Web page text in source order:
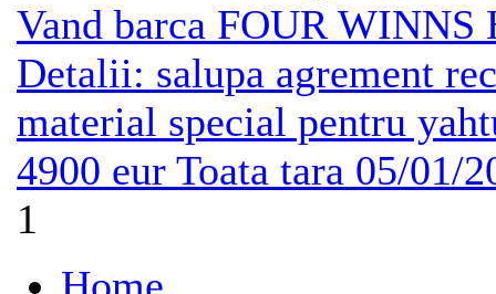
Vand barca FOUR
Detalii: salupa agrement
material special pentru
4900 eur Toata tara 05/01/
1